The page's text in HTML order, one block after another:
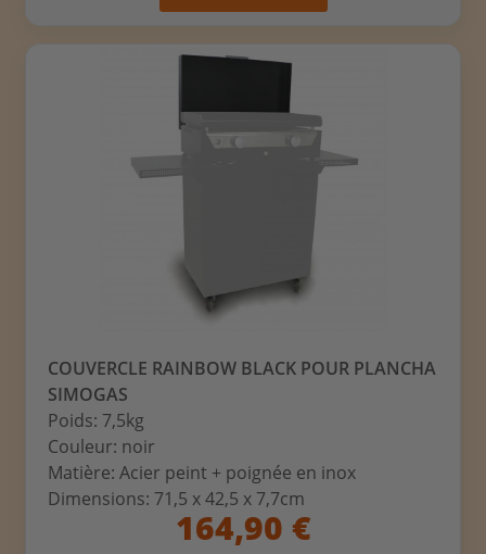
COUVERCLE RAINBOW BLACK POUR PLANCHA
SIMOGAS
Poids: 7,5kg
Couleur: noir
Matière: Acier peint + poignée en inox
Dimensions: 71,5 x 42,5 x 7,7cm
164,90 €